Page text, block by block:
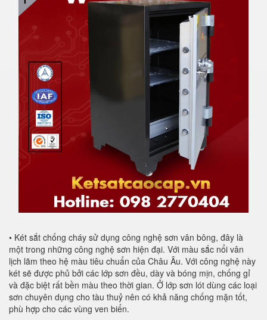
• Két sắt chống cháy sử dụng công nghệ sơn vân bông, đây là
một trong những công nghệ sơn hiện đại. Với màu sắc nổi vân
lịch lãm theo hệ màu tiêu chuẩn của Châu Âu. Với công nghệ này
két sẽ được phủ bởi các lớp sơn đều, dày và bóng mịn, chống gỉ
và đặc biệt rất bền màu theo thời gian. Ở lớp sơn lót dùng các loại
sơn chuyên dụng cho tàu thuỷ nên có khả năng chống mặn tốt,
phù hợp cho các vùng ven biển.